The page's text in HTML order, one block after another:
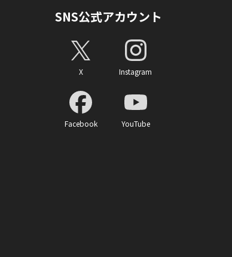
SNS公式アカウント
X Instagram
Facebook YouTube